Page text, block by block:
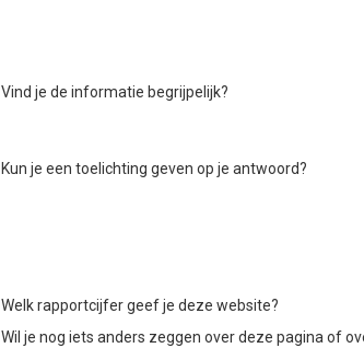
Vind je de informatie begrijpelijk?
Kun je een toelichting geven op je antwoord?
Welk rapportcijfer geef je deze website?
Wil je nog iets anders zeggen over deze pagina of